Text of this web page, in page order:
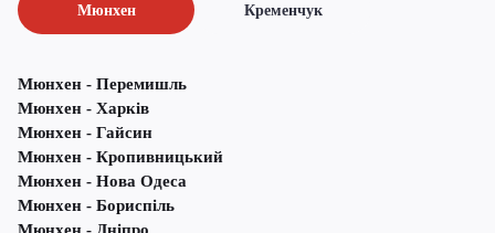
Мюнхен Кременчук
Мюнхен - Перемишль
Мюнхен - Харків
Мюнхен - Гайсин
Мюнхен - Кропивницький
Мюнхен - Нова Одеса
Мюнхен - Бориспіль